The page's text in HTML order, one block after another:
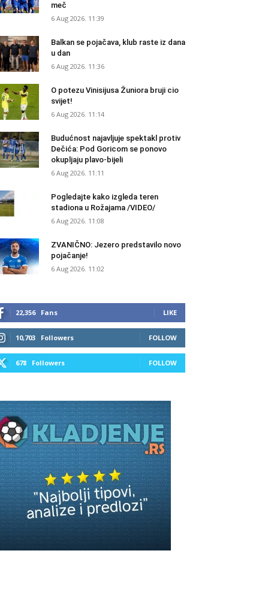
meč
6 Aug 2026. 11:39
Balkan se pojačava, klub raste iz dana
u dan
6 Aug 2026. 11:36
O potezu Vinisijusa Žuniora bruji cio
svijet!
6 Aug 2026. 11:14
Budućnost najavljuje spektakl protiv
Dečića: Pod Goricom se ponovo
okupljaju plavo-bijeli
6 Aug 2026. 11:11
Pogledajte kako izgleda teren
stadiona u Rožajama /VIDEO/
6 Aug 2026. 11:08
ZVANIČNO: Jezero predstavilo novo
pojačanje!
6 Aug 2026. 11:02
22,356 Fans LIKE
10,703 Followers FOLLOW
678 Followers FOLLOW